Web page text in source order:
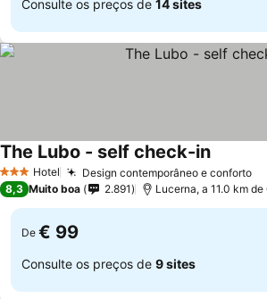
Consulte os preços de 14 sites
3 EstrelasHotel Design contemporâneo e conforto
The Lubo - self check-inVer
8,3 Muito boa 2.891 Lucerna, a 11.0 km de
De € 99
Consulte os preços de 9 sites